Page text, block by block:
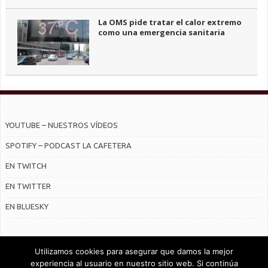
La OMS pide tratar el calor extremo
como una emergencia sanitaria
YOUTUBE – NUESTROS VÍDEOS
SPOTIFY – PODCAST LA CAFETERA
EN TWITCH
EN TWITTER
EN BLUESKY
Utilizamos cookies para asegurar que damos la mejor
experiencia al usuario en nuestro sitio web. Si continúa